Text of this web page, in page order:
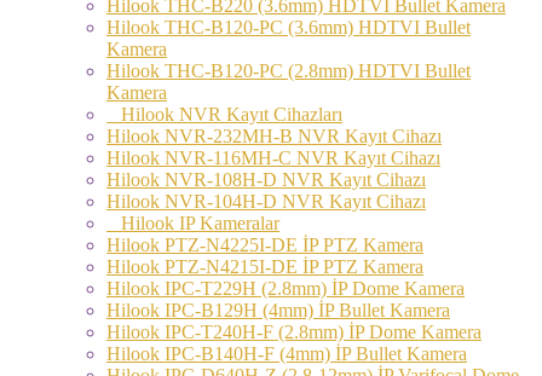
Hilook THC-B220 (3.6mm) HDTVI Bullet Kamera
Hilook THC-B120-PC (3.6mm) HDTVI Bullet
Kamera
Hilook THC-B120-PC (2.8mm) HDTVI Bullet
Kamera
Hilook NVR Kayıt Cihazları
Hilook NVR-232MH-B NVR Kayıt Cihazı
Hilook NVR-116MH-C NVR Kayıt Cihazı
Hilook NVR-108H-D NVR Kayıt Cihazı
Hilook NVR-104H-D NVR Kayıt Cihazı
Hilook IP Kameralar
Hilook PTZ-N4225I-DE İP PTZ Kamera
Hilook PTZ-N4215I-DE İP PTZ Kamera
Hilook IPC-T229H (2.8mm) İP Dome Kamera
Hilook IPC-B129H (4mm) İP Bullet Kamera
Hilook IPC-T240H-F (2.8mm) İP Dome Kamera
Hilook IPC-B140H-F (4mm) İP Bullet Kamera